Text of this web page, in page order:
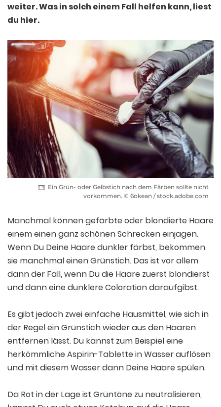
weiter. Was in solch einem Fall helfen kann, liest
du hier.
Ein Grün- oder Gelbstich nach dem Färben sollte nicht
vorkommen. © 6okean / stock.adobe.com
Manchmal können gefärbte oder blondierte Haare
einem einen ganz schönen Schrecken einjagen.
Wenn Du Deine Haare dunkler färbst, bekommen
sie manchmal einen Grünstich. Das ist vor allem
dann der Fall, wenn Du die Haare zuerst blondierst
und dann eine dunklere Coloration daraufgibst.
Es gibt jedoch zwei einfache Hausmittel, wie sich in
der Regel ein Grünstich wieder aus den Haaren
entfernen lässt. Du kannst zum Beispiel eine
herkömmliche Aspirin-Tablette in Wasser auflösen
und mit diesem Wasser dann Deine Haare spülen.
Da Rot in der Lage ist Grüntöne zu neutralisieren,